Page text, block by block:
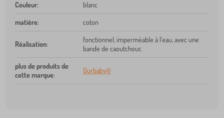
Couleur: blanc
matière: coton
Réalisation:
fonctionnel, imperméable à l’eau, avec une
bande de caoutchouc
plus de produits de
cette marque:
Ourbaby®